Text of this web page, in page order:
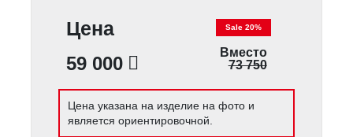
Цена
59 000
Sale 20%
Вместо
73 750
Цена указана на изделие на фото и
является ориентировочной.